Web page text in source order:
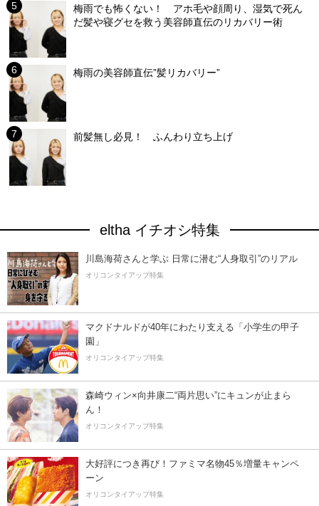
梅雨でも怖くない！ アホ毛や顔周り、湿気で死ん
だ髪や寝グセを救う美容師直伝のリカバリー術
梅雨の美容師直伝”髪リカバリー”
前髪無し必見！ ふんわり立ち上げ
eltha イチオシ特集
川島海荷さんと学ぶ 日常に潜む“人身取引”のリアル
オリコンタイアップ特集
マクドナルドが40年にわたり支える「小学生の甲子
園」
オリコンタイアップ特集
森崎ウィン×向井康二“両片思い”にキュンが止まら
ん！
オリコンタイアップ特集
大好評につき再び！ファミマ名物45％増量キャンペ
ーン
オリコンタイアップ特集